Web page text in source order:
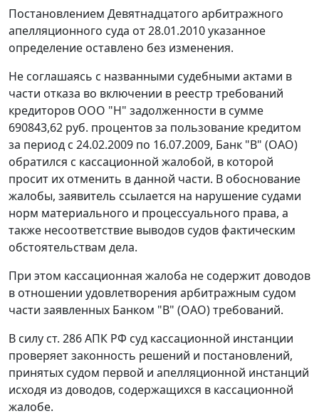
Постановлением Девятнадцатого арбитражного
апелляционного суда от 28.01.2010 указанное
определение оставлено без изменения.
Не соглашаясь с названными судебными актами в
части отказа во включении в реестр требований
кредиторов ООО "Н" задолженности в сумме
690843,62 руб. процентов за пользование кредитом
за период с 24.02.2009 по 16.07.2009, Банк "В" (ОАО)
обратился с кассационной жалобой, в которой
просит их отменить в данной части. В обоснование
жалобы, заявитель ссылается на нарушение судами
норм материального и процессуального права, а
также несоответствие выводов судов фактическим
обстоятельствам дела.
При этом кассационная жалоба не содержит доводов
в отношении удовлетворения арбитражным судом
части заявленных Банком "В" (ОАО) требований.
В силу ст. 286АПК РФ суд кассационной инстанции
проверяет законность решений и постановлений,
принятых судом первой и апелляционной инстанций
исходя из доводов, содержащихся в кассационной
жалобе.